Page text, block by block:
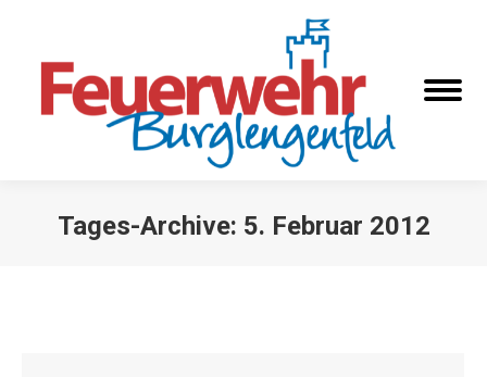
Tages-Archive: 5. Februar 2012